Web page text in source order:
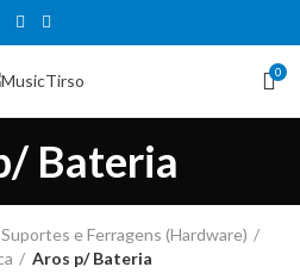
0
Bateria
Suportes e Ferragens (Hardware)
Aros p/ Bateria